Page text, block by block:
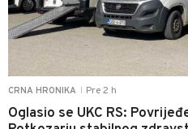
CRNA HRONIKA Pre 2 h
Oglasio se UKC RS: